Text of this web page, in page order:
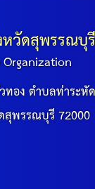
หวัดสุพรรณบุ
อง ตำบลท่าระหั
สุพรรณบุรี 72000